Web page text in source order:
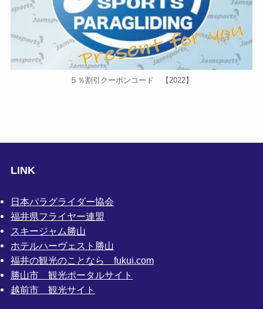
５％割引クーポンコード 【2022】
LINK
日本パラグライダー協会
福井県フライヤー連盟
スキージャム勝山
ホテルハーヴェスト勝山
福井の観光のことなら fukui.com
勝山市 観光ポータルサイト
越前市 観光サイト